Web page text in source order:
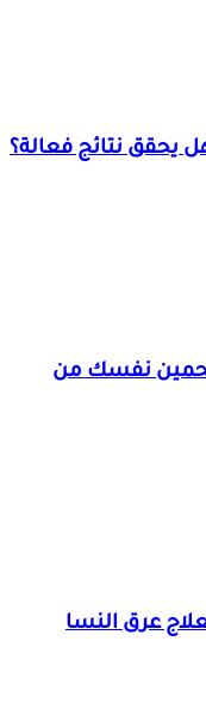
يحقق نتائج فعالة؟
تحمين نفسك من
عرق النسا